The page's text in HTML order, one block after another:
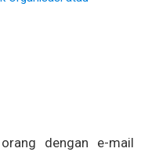
dengan e-mail